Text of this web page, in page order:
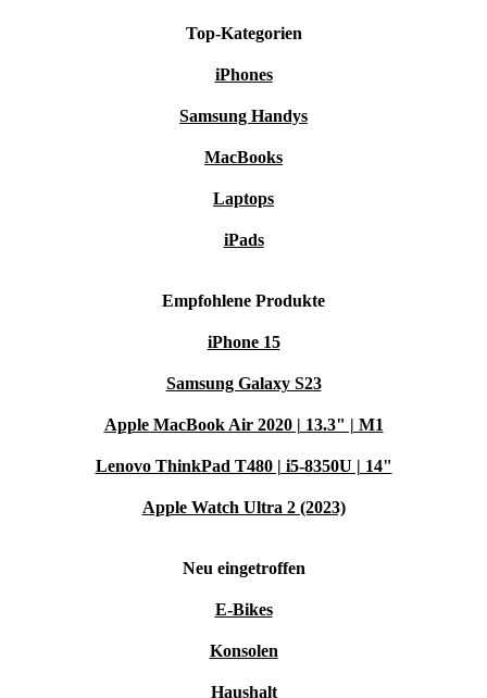
Top-Kategorien
iPhones
Samsung Handys
MacBooks
Laptops
iPads
Empfohlene Produkte
iPhone 15
Samsung Galaxy S23
Apple MacBook Air 2020 | 13.3" | M1
Lenovo ThinkPad T480 | i5-8350U | 14"
Apple Watch Ultra 2 (2023)
Neu eingetroffen
E-Bikes
Konsolen
Haushalt